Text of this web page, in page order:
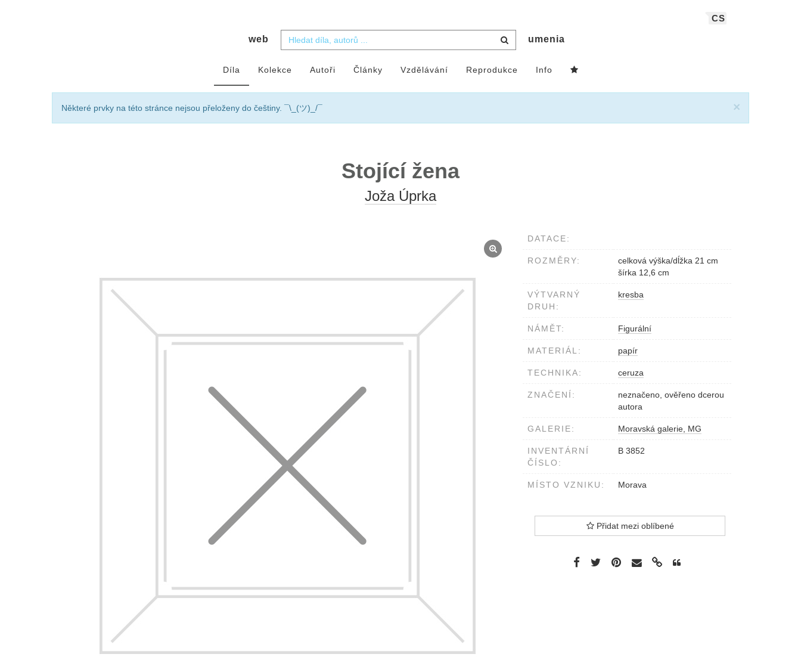
CS
web umenia
Díla Kolekce Autoři Články Vzdělávání Reprodukce Info
Některé prvky na této stránce nejsou přeloženy do češtiny. ¯\_(ツ)_/¯ ×
Stojící žena
Joža Úprka
DATACE:
ROZMĚRY:
celková výška/dĺžka 21 cm
šírka 12,6 cm
VÝTVARNÝ
DRUH:
kresba
NÁMĚT: Figurální
MATERIÁL: papír
TECHNIKA: ceruza
ZNAČENÍ:
neznačeno, ověřeno dcerou
autora
GALERIE: Moravská galerie, MG
INVENTÁRNÍ
ČÍSLO:
B 3852
MÍSTO VZNIKU: Morava
Přidat mezi oblíbené